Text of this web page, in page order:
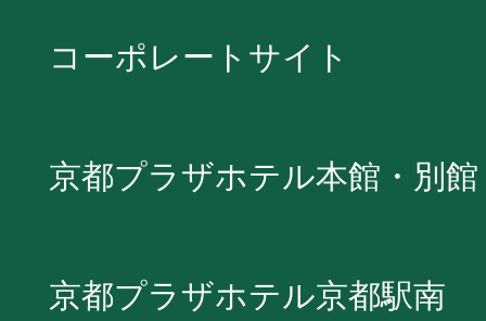
コーポレートサイト
京都プラザホテル本館・別館
京都プラザホテル京都駅南